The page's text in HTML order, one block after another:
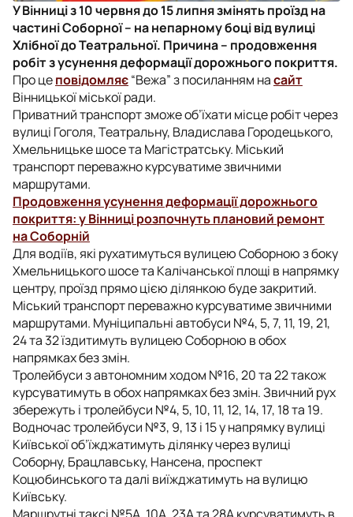
У Вінниці з 10 червня до 15 липня змінять проїзд на
частині Соборної – на непарному боці від вулиці
Хлібної до Театральної. Причина – продовження
робіт з усунення деформації дорожнього покриття.
Про цеповідомляє“Вежа” з посиланням насайт
Вінницької міської ради.
Приватний транспорт зможе об’їхати місце робіт через
вулиці Гоголя, Театральну, Владислава Городецького,
Хмельницьке шосе та Магістратську. Міський
транспорт переважно курсуватиме звичними
маршрутами.
Продовження усунення деформації дорожнього
покриття: у Вінниці розпочнуть плановий ремонт
на Соборній
Для водіїв, які рухатимуться вулицею Соборною з боку
Хмельницького шосе та Калічанської площі в напрямку
центру, проїзд прямо цією ділянкою буде закритий.
Міський транспорт переважно курсуватиме звичними
маршрутами. Муніципальні автобуси №4, 5, 7, 11, 19, 21,
24 та 32 їздитимуть вулицею Соборною в обох
напрямках без змін.
Тролейбуси з автономним ходом №16, 20 та 22 також
курсуватимуть в обох напрямках без змін. Звичний рух
збережуть і тролейбуси №4, 5, 10, 11, 12, 14, 17, 18 та 19.
Водночас тролейбуси №3, 9, 13 і 15 у напрямку вулиці
Київської об’їжджатимуть ділянку через вулиці
Соборну, Брацлавську, Нансена, проспект
Коцюбинського та далі виїжджатимуть на вулицю
Київську.